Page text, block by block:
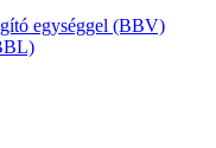
egységgel (BBV)